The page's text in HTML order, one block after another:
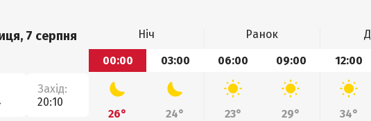
7 серпня
Захід:
20:10
Ніч Ранок
00:00
03:00 06:00 09:00 12:00
26° 24° 23° 29° 34°